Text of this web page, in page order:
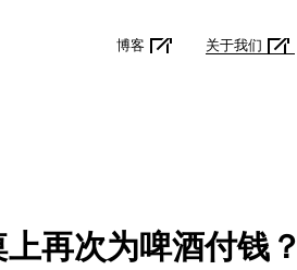
博客 关于我们
再次为啤酒付钱？